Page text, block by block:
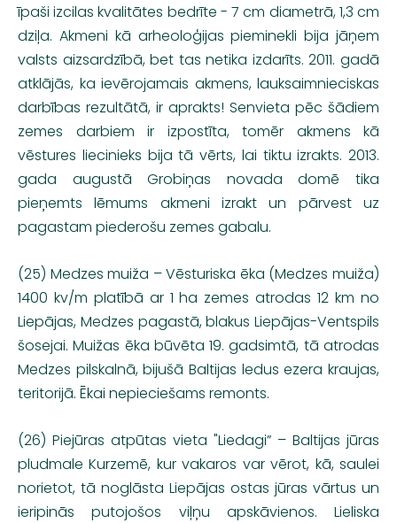
īpaši izcilas kvalitātes bedrīte - 7 cm diametrā, 1,3 cm
dziļa. Akmeni kā arheoloģijas pieminekli bija jāņem
valsts aizsardzībā, bet tas netika izdarīts. 2011. gadā
atklājās, ka ievērojamais akmens, lauksaimnieciskas
darbības rezultātā, ir aprakts! Senvieta pēc šādiem
zemes darbiem ir izpostīta, tomēr akmens kā
vēstures liecinieks bija tā vērts, lai tiktu izrakts. 2013.
gada augustā Grobiņas novada domē tika
pieņemts lēmums akmeni izrakt un pārvest uz
pagastam piederošu zemes gabalu.
(25) Medzes muiža – Vēsturiska ēka (Medzes muiža)
1400 kv/m platībā ar 1 ha zemes atrodas 12 km no
Liepājas, Medzes pagastā, blakus Liepājas-Ventspils
šosejai. Muižas ēka būvēta 19. gadsimtā, tā atrodas
Medzes pilskalnā, bijušā Baltijas ledus ezera kraujas,
teritorijā. Ēkai nepieciešams remonts.
(26) Piejūras atpūtas vieta "Liedagi” – Baltijas jūras
pludmale Kurzemē, kur vakaros var vērot, kā, saulei
norietot, tā noglāsta Liepājas ostas jūras vārtus un
ieripinās putojošos viļņu apskāvienos. Lieliska